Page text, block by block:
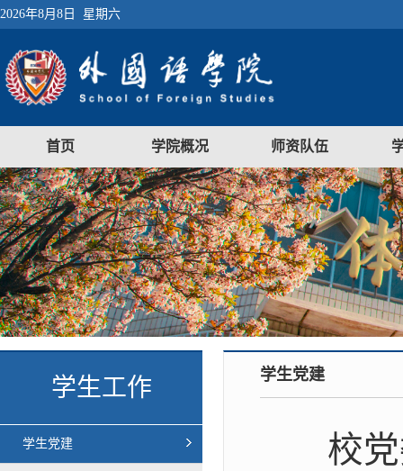
2026年8月8日 星期六
首页 学院概况 师资队伍
学生工作
学生党建
学生党建
校